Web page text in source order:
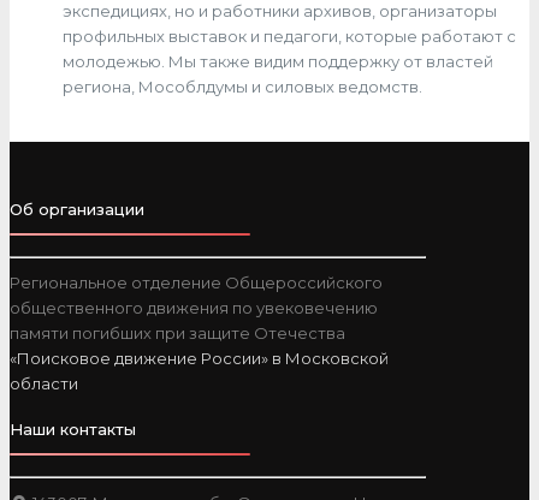
экспедициях, но и работники архивов, организаторы
профильных выставок и педагоги, которые работают с
молодежью. Мы также видим поддержку от властей
региона, Мособлдумы и силовых ведомств.
Об организации
Региональное отделение Общероссийского
общественного движения по увековечению
памяти погибших при защите Отечества
«Поисковое движение России» в Московской
области
Наши контакты